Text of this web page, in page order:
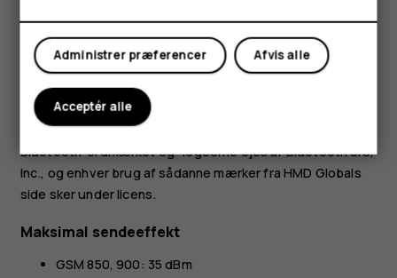
Min konto
HMD Global Oy har eksklusiv licens til Nokia-mærket til
telefoner og tablets. Nokia er et registreret varemærke
tilhørende Nokia Corporation.
Android, Google og andre relaterede mærker og logoer er
varemærker tilhørende Google LLC.
Bluetooth-ordmærket og -logoerne ejes af Bluetooth SIG,
Inc., og enhver brug af sådanne mærker fra HMD Globals
side sker under licens.
Maksimal sendeeffekt
GSM 850, 900: 35 dBm
Afvis alle
Administrer præferencer
Acceptér alle